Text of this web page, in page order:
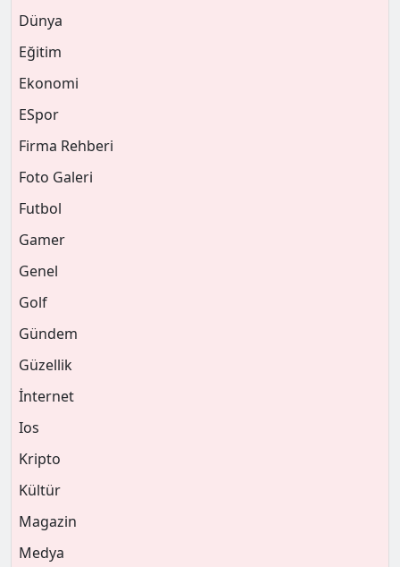
Dünya
Eğitim
Ekonomi
ESpor
Firma Rehberi
Foto Galeri
Futbol
Gamer
Genel
Golf
Gündem
Güzellik
İnternet
Ios
Kripto
Kültür
Magazin
Medya